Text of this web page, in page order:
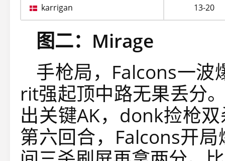
karrigan 13-20
图二：Mirage
手枪局，Falcons一波
rit强起顶中路无果丢分
出关键AK，donk捡枪
第六回合，Falcons开